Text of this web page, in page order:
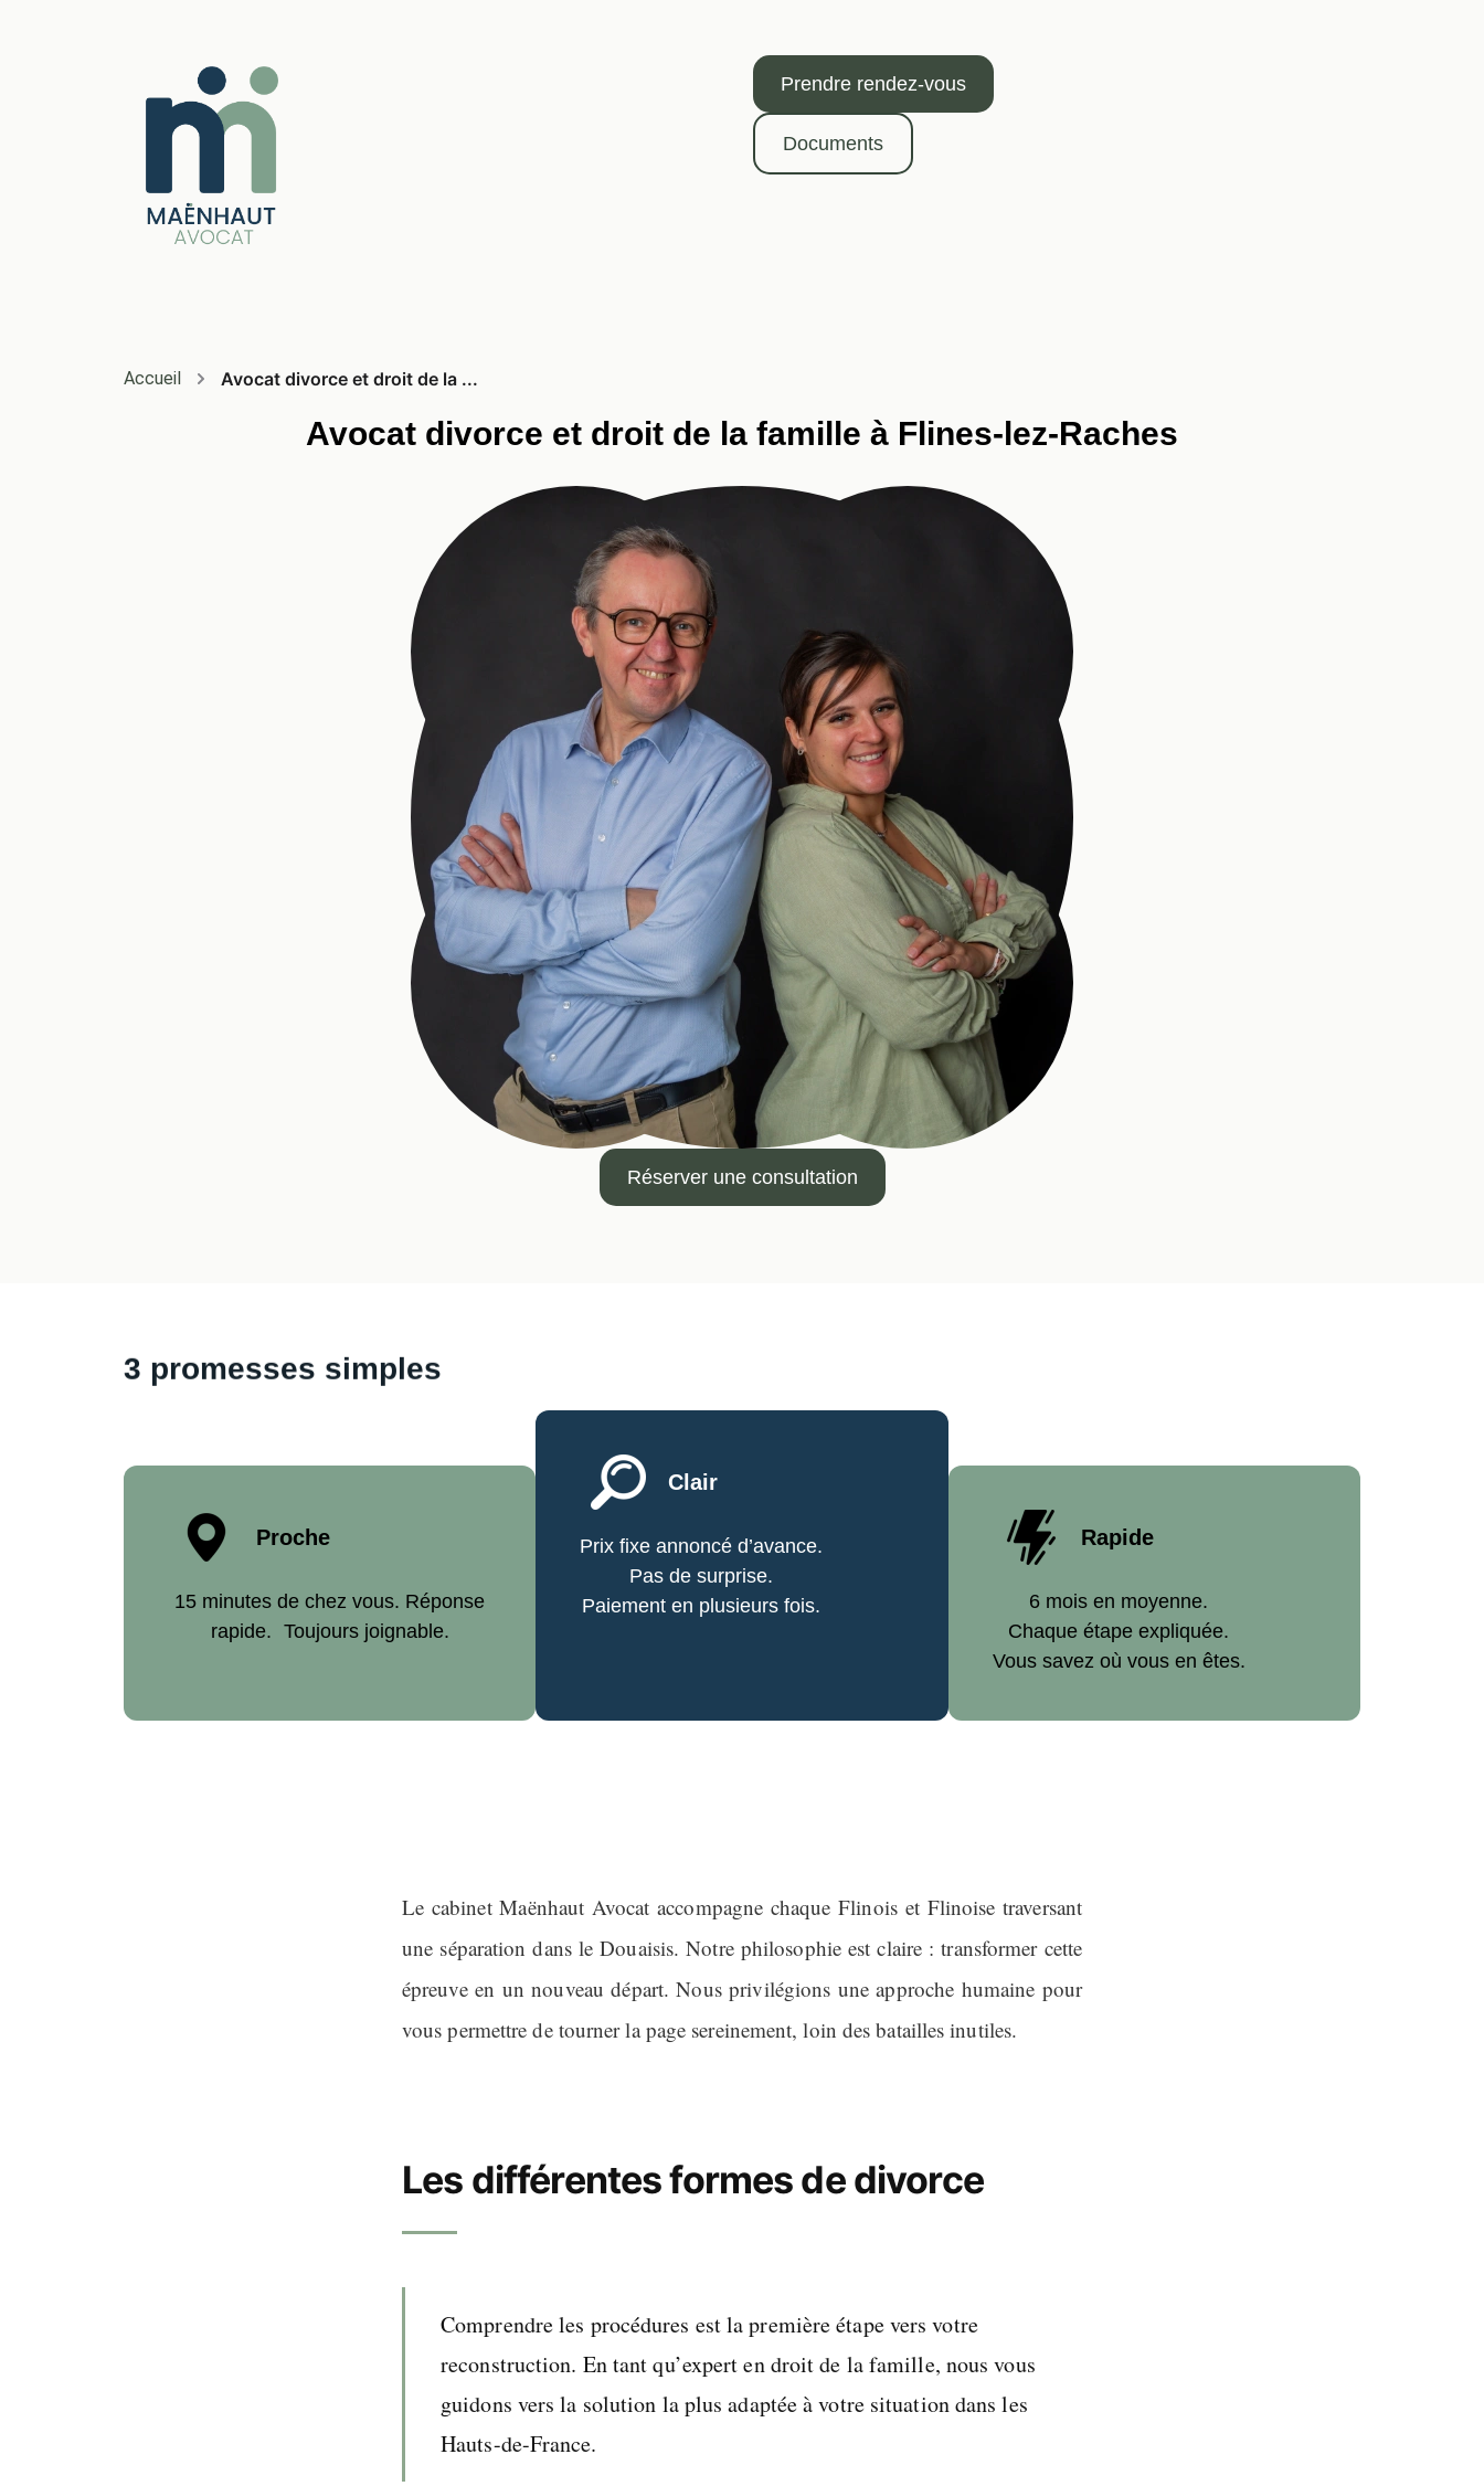
Prendre rendez-vous
Documents
Accueil Avocat divorce et droit de la ...
Avocat divorce et droit de la famille à Flines-lez-Raches
Réserver une consultation
3 promesses simples
Proche
15 minutes de chez vous. Réponse
rapide. Toujours joignable.
Clair
Prix fixe annoncé d’avance.
Pas de surprise.
Paiement en plusieurs fois.
Rapide
6 mois en moyenne.
Chaque étape expliquée.
Vous savez où vous en êtes.
Le cabinet Maënhaut Avocat accompagne chaque Flinois et Flinoise traversant
une séparation dans le Douaisis. Notre philosophie est claire : transformer cette
épreuve en un nouveau départ. Nous privilégions une approche humaine pour
vous permettre de tourner la page sereinement, loin des batailles inutiles.
Les différentes formes de divorce
Comprendre les procédures est la première étape vers votre
reconstruction. En tant qu’expert en droit de la famille, nous vous
guidons vers la solution la plus adaptée à votre situation dans les
Hauts-de-France.